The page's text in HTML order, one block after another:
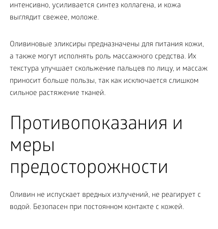
интенсивно, усиливается синтез коллагена, и кожа
выглядит свежее, моложе.
Оливиновые эликсиры предназначены для питания кожи,
а также могут исполнять роль массажного средства. Их
текстура улучшает скольжение пальцев по лицу, и массаж
приносит больше пользы, так как исключается слишком
сильное растяжение тканей.
Противопоказания и
меры
предосторожности
Оливин не испускает вредных излучений, не реагирует с
водой. Безопасен при постоянном контакте с кожей.